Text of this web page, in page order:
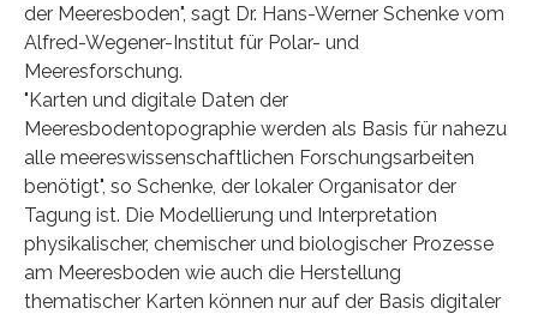
der Meeresboden", sagt Dr. Hans-Werner Schenke vom
Alfred-Wegener-Institut für Polar- und
Meeresforschung.
"Karten und digitale Daten der
Meeresbodentopographie werden als Basis für nahezu
alle meereswissenschaftlichen Forschungsarbeiten
benötigt", so Schenke, der lokaler Organisator der
Tagung ist. Die Modellierung und Interpretation
physikalischer, chemischer und biologischer Prozesse
am Meeresboden wie auch die Herstellung
thematischer Karten können nur auf der Basis digitaler